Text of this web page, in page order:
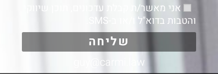
אני מאשר/ת קבלת עדכונים, תוכן שיווקי
והטבות בדוא"ל ו/או ב-SMS.
שליחה
guy@carmi.law